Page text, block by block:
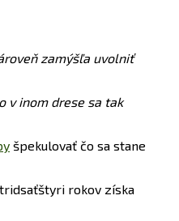
zamýšľa uvolniť
v inom drese sa tak
špekulovať čo sa stane
rokov získa